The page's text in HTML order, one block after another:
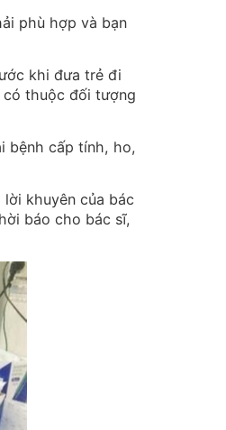
phù hợp và bạn
khi đưa trẻ đi
thuộc đối tượng
bệnh cấp tính, ho,
khuyên của bác
báo cho bác sĩ,